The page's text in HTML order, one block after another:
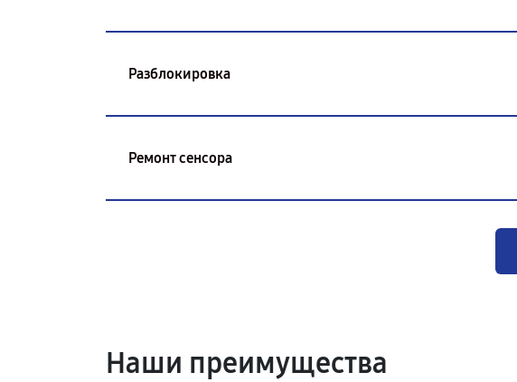
Разблокировка
Ремонт сенсора
Наши преимущества